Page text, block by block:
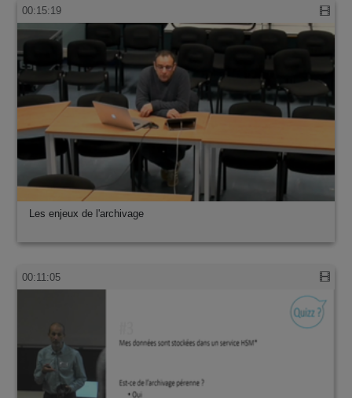
00:15:19
Les enjeux de l'archivage
00:11:05